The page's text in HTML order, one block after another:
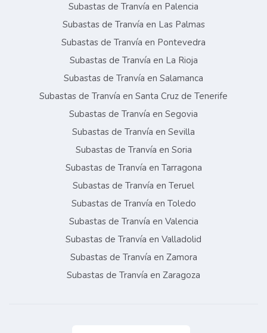
Subastas de Tranvía en Palencia
Subastas de Tranvía en Las Palmas
Subastas de Tranvía en Pontevedra
Subastas de Tranvía en La Rioja
Subastas de Tranvía en Salamanca
Subastas de Tranvía en Santa Cruz de Tenerife
Subastas de Tranvía en Segovia
Subastas de Tranvía en Sevilla
Subastas de Tranvía en Soria
Subastas de Tranvía en Tarragona
Subastas de Tranvía en Teruel
Subastas de Tranvía en Toledo
Subastas de Tranvía en Valencia
Subastas de Tranvía en Valladolid
Subastas de Tranvía en Zamora
Subastas de Tranvía en Zaragoza